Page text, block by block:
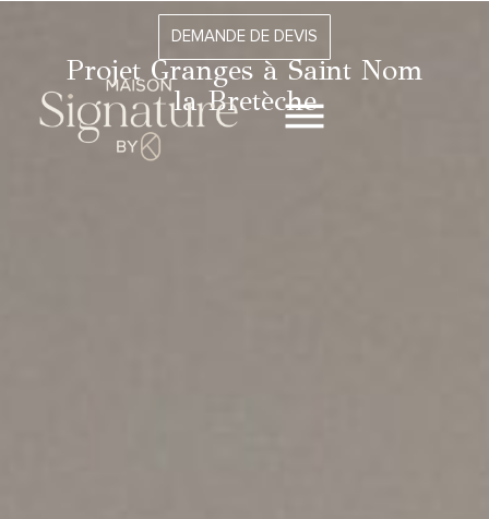
DEMANDE DE DEVIS
Projet Granges à Saint Nom
la Bretèche